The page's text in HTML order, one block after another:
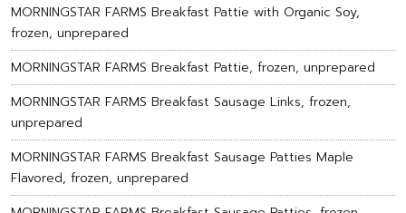
MORNINGSTAR FARMS Breakfast Pattie with Organic Soy,
frozen, unprepared
MORNINGSTAR FARMS Breakfast Pattie, frozen, unprepared
MORNINGSTAR FARMS Breakfast Sausage Links, frozen,
unprepared
MORNINGSTAR FARMS Breakfast Sausage Patties Maple
Flavored, frozen, unprepared